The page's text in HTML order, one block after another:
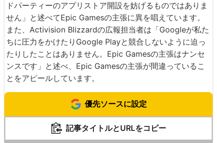
ドパーティーのアプリストア開設を妨げるものではありま
せん」と述べてEpic Gamesの主張に異を唱えています。
また、Activision Blizzardの広報担当者は「Googleが私た
ちに圧力をかけたりGoogle Playと競合しないように迫っ
たりしたことはありません。Epic Gamesの主張はナンセ
ンスです」と述べ、Epic Gamesの主張が間違っているこ
とをアピールしています。
優先ソースに設定
記事タイトルとURLをコピー